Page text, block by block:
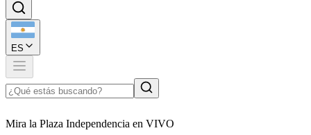
ES
Mira la Plaza Independencia en VIVO